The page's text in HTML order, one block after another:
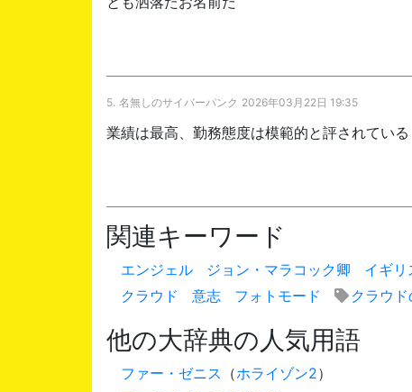
5. 名無しのサイバーパンク 2026年03月22日 19:35
業績は最高、勤務態度は模範的と評されている
関連キーワード
エンジェル ジョン・マラコック卿 イギリ
クラウド
意志 フォトモード クラウ
他の大辞典の人気用語
ファー・ゼニス （ホライゾン2）